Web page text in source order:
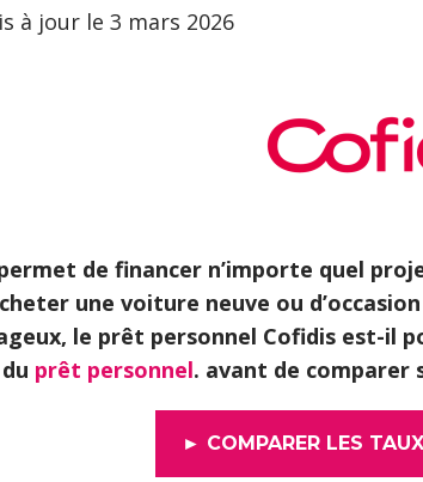
à jour le 3 mars 2026
de financer n’importe quel
une voiture neuve ou
le prêt personnel Cofidis est-il
prêt personnel. avant de comparer
► COMPARER LES